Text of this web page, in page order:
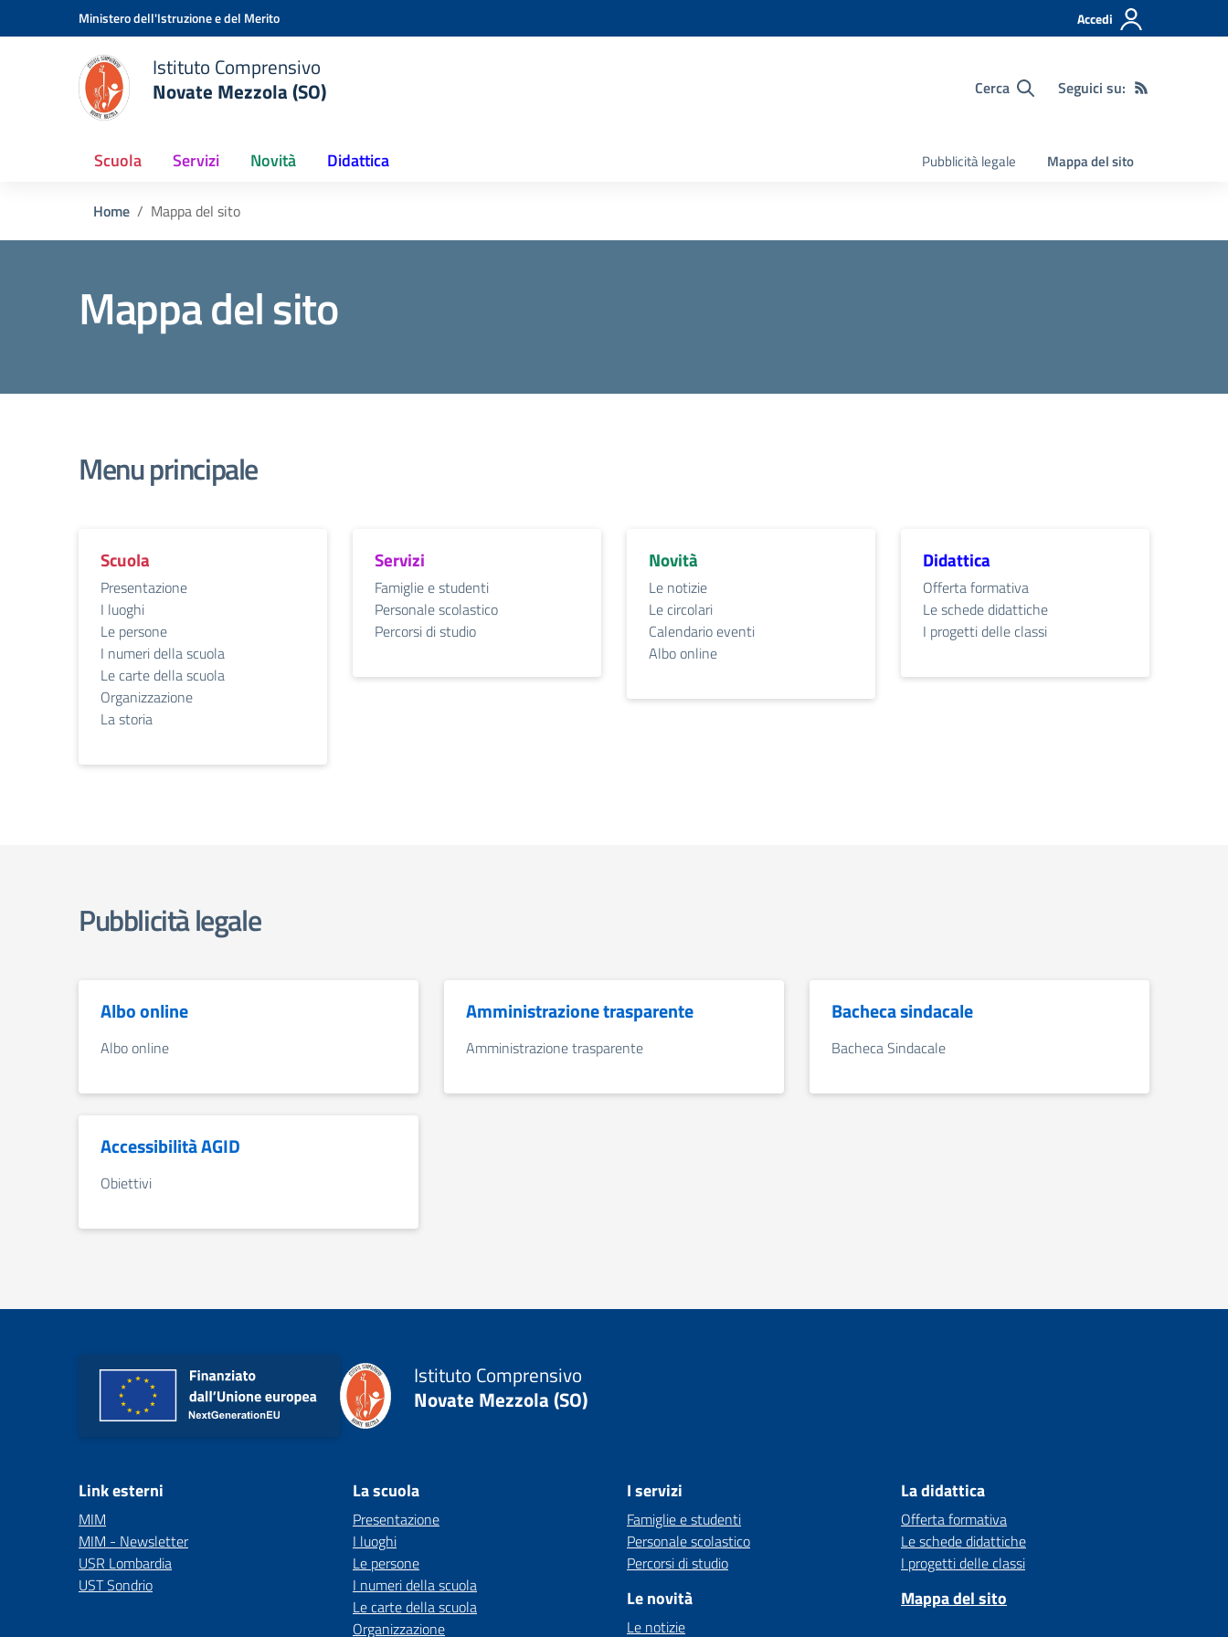
Vai ai contenuti
Vai al menu di navigazioneMinistero dell'Istruzione e del Merito Accedi
Istituto Comprensivo
Novate Mezzola (SO)
Cerca Seguici su:
Scuola Servizi Novità Didattica Pubblicità legale Mappa del sito
Home Mappa del sito
Mappa del sito
Menu principale
Scuola
Presentazione
I luoghi
Le persone
I numeri della scuola
Le carte della scuola
Organizzazione
La storia
Servizi
Famiglie e studenti
Personale scolastico
Percorsi di studio
Novità
Le notizie
Le circolari
Calendario eventi
Albo online
Didattica
Offerta formativa
Le schede didattiche
I progetti delle classi
Pubblicità legale
Albo online
Albo online
Amministrazione trasparente
Amministrazione trasparente
Bacheca sindacale
Bacheca Sindacale
Accessibilità AGID
Obiettivi
Istituto Comprensivo
Novate Mezzola (SO)
Link esterni
MIM
MIM - Newsletter
USR Lombardia
UST Sondrio
La scuola
Presentazione
I luoghi
Le persone
I numeri della scuola
Le carte della scuola
Organizzazione
I servizi
Famiglie e studenti
Personale scolastico
Percorsi di studio
Le novità
Le notizie
La didattica
Offerta formativa
Le schede didattiche
I progetti delle classi
Mappa del sito